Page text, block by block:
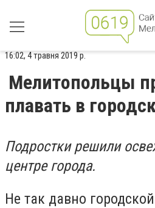
16:02, 4 травня 2019 р.
Мелитопольцы
плавать в
Подростки решили
центре города.
Не так давно